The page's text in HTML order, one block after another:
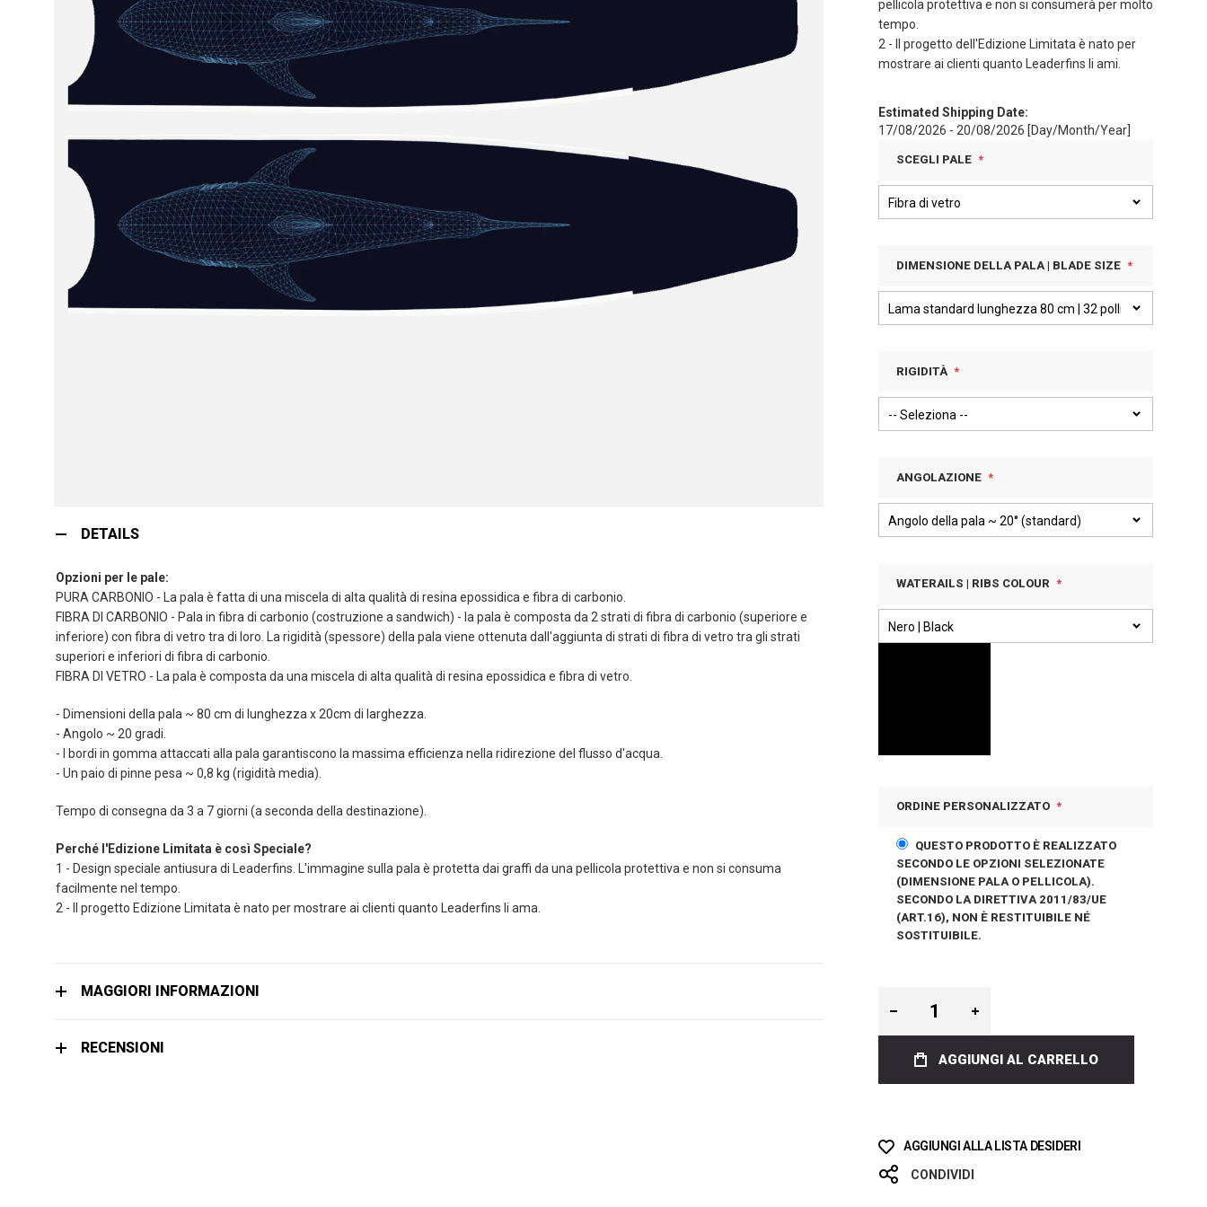
all'inizio
di
immagini
DETAILS
Opzioni per le pale:
PURA CARBONIO - La pala è fatta di una miscela di alta qualità di resina epossidica e fibra di carbonio.
FIBRA DI CARBONIO - Pala in fibra di carbonio (costruzione a sandwich) - la pala è composta da 2 strati di fibra di carbonio (superiore e
inferiore) con fibra di vetro tra di loro. La rigidità (spessore) della pala viene ottenuta dall'aggiunta di strati di fibra di vetro tra gli strati
superiori e inferiori di fibra di carbonio.
FIBRA DI VETRO - La pala è composta da una miscela di alta qualità di resina epossidica e fibra di vetro.
- Dimensioni della pala ~ 80 cm di lunghezza x 20cm di larghezza.
- Angolo ~ 20 gradi.
- I bordi in gomma attaccati alla pala garantiscono la massima efficienza nella ridirezione del flusso d'acqua.
- Un paio di pinne pesa ~ 0,8 kg (rigidità media).
Tempo di consegna da 3 a 7 giorni (a seconda della destinazione).
Perché l'Edizione Limitata è così Speciale?
1 - Design speciale antiusura di Leaderfins. L'immagine sulla pala è protetta dai graffi da una pellicola protettiva e non si consuma
facilmente nel tempo.
2 - Il progetto Edizione Limitata è nato per mostrare ai clienti quanto Leaderfins li ama.
MAGGIORI INFORMAZIONI
RECENSIONI
pellicola protettiva e non si consumerà per molto
tempo.
2 - Il progetto dell'Edizione Limitata è nato per
mostrare ai clienti quanto Leaderfins li ami.
Estimated Shipping Date:
17/08/2026 - 20/08/2026 [Day/Month/Year]
SCEGLI PALE
DIMENSIONE DELLA PALA | BLADE SIZE
RIGIDITÀ
ANGOLAZIONE
WATERAILS | RIBS COLOUR
ORDINE PERSONALIZZATO
QUESTO PRODOTTO È REALIZZATO
SECONDO LE OPZIONI SELEZIONATE
(DIMENSIONE PALA O PELLICOLA).
SECONDO LA DIRETTIVA 2011/83/UE
(ART.16), NON È RESTITUIBILE NÉ
SOSTITUIBILE.
AGGIUNGI AL CARRELLO
AGGIUNGI ALLA LISTA DESIDERI
CONDIVIDI